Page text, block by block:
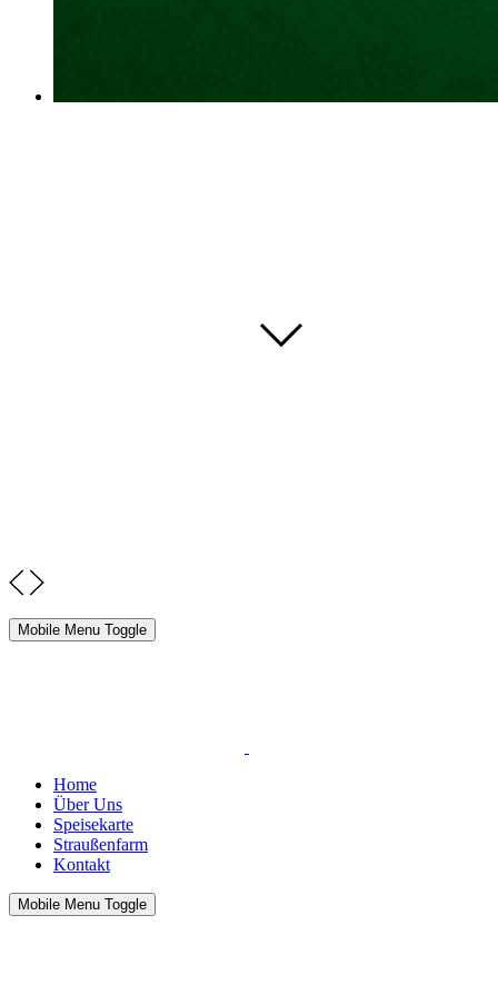
Mobile Menu Toggle
Home
Über Uns
Speisekarte
Straußenfarm
Kontakt
Mobile Menu Toggle